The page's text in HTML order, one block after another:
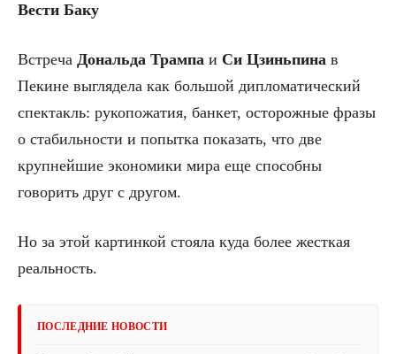
Вести Баку
Встреча Дональда Трампа и Си Цзиньпина в
Пекине выглядела как большой дипломатический
спектакль: рукопожатия, банкет, осторожные фразы
о стабильности и попытка показать, что две
крупнейшие экономики мира еще способны
говорить друг с другом.
Но за этой картинкой стояла куда более жесткая
реальность.
ПОСЛЕДНИЕ НОВОСТИ